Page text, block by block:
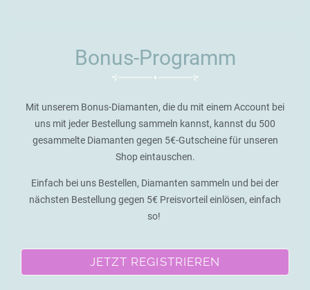
Bonus-Programm
Mit unserem Bonus-Diamanten, die du mit einem Account bei
uns mit jeder Bestellung sammeln kannst, kannst du 500
gesammelte Diamanten gegen 5€-Gutscheine für unseren
Shop eintauschen.
Einfach bei uns Bestellen, Diamanten sammeln und bei der
nächsten Bestellung gegen 5€ Preisvorteil einlösen, einfach
so!
JETZT REGISTRIEREN